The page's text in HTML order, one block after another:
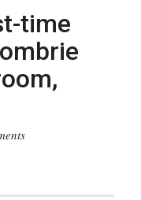
time